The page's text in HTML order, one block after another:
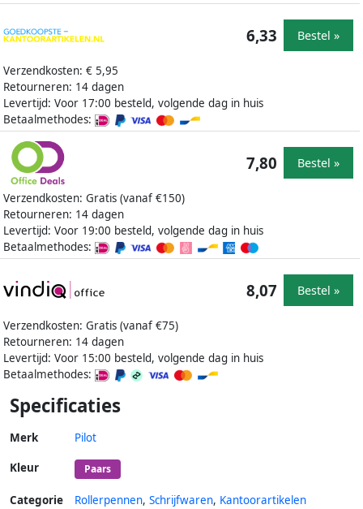
Verzendkosten: € 5,95
Retourneren: 14 dagen
Levertijd: Voor 17:00 besteld, volgende dag in huis
Betaalmethodes:
6,33 Bestel »
Verzendkosten: Gratis (vanaf €150)
Retourneren: 14 dagen
Levertijd: Voor 19:00 besteld, volgende dag in huis
Betaalmethodes:
7,80 Bestel »
Verzendkosten: Gratis (vanaf €75)
Retourneren: 14 dagen
Levertijd: Voor 15:00 besteld, volgende dag in huis
Betaalmethodes:
8,07 Bestel »
Specificaties
Merk Pilot
Kleur Paars
Categorie Rollerpennen, Schrijfwaren, Kantoorartikelen